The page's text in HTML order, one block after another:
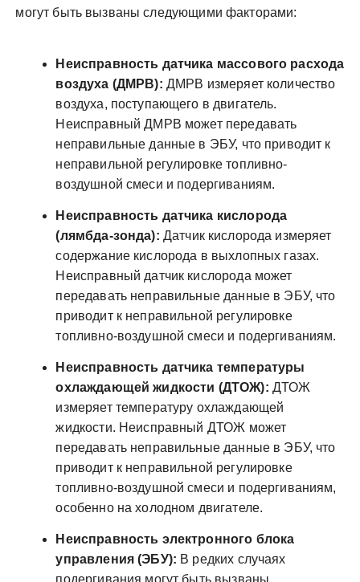
могут быть вызваны следующими факторами:
Неисправность датчика массового расхода
воздуха (ДМРВ): ДМРВ измеряет количество
воздуха, поступающего в двигатель.
Неисправный ДМРВ может передавать
неправильные данные в ЭБУ, что приводит к
неправильной регулировке топливно-
воздушной смеси и подергиваниям.
Неисправность датчика кислорода
(лямбда-зонда): Датчик кислорода измеряет
содержание кислорода в выхлопных газах.
Неисправный датчик кислорода может
передавать неправильные данные в ЭБУ, что
приводит к неправильной регулировке
топливно-воздушной смеси и подергиваниям.
Неисправность датчика температуры
охлаждающей жидкости (ДТОЖ): ДТОЖ
измеряет температуру охлаждающей
жидкости. Неисправный ДТОЖ может
передавать неправильные данные в ЭБУ, что
приводит к неправильной регулировке
топливно-воздушной смеси и подергиваниям,
особенно на холодном двигателе.
Неисправность электронного блока
управления (ЭБУ): В редких случаях
подергивания могут быть вызваны